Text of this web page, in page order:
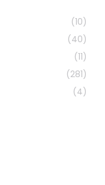
(10)
(40)
(11)
(281)
(4)